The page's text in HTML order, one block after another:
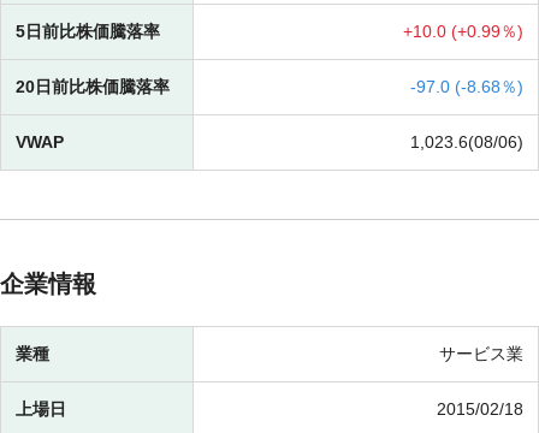
5日前比株価騰落率 +10.0 (+0.99％)
20日前比株価騰落率 -97.0 (-8.68％)
VWAP 1,023.6(08/06)
企業情報
業種 サービス業
上場日 2015/02/18